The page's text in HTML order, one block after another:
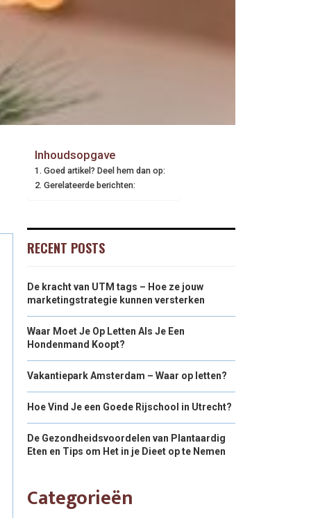
Inhoudsopgave
Goed artikel? Deel hem dan op:
Gerelateerde berichten:
RECENT POSTS
De kracht van UTM tags – Hoe ze jouw
marketingstrategie kunnen versterken
Waar Moet Je Op Letten Als Je Een
Hondenmand Koopt?
Vakantiepark Amsterdam – Waar op letten?
Hoe Vind Je een Goede Rijschool in Utrecht?
De Gezondheidsvoordelen van Plantaardig
Eten en Tips om Het in je Dieet op te Nemen
Categorieën